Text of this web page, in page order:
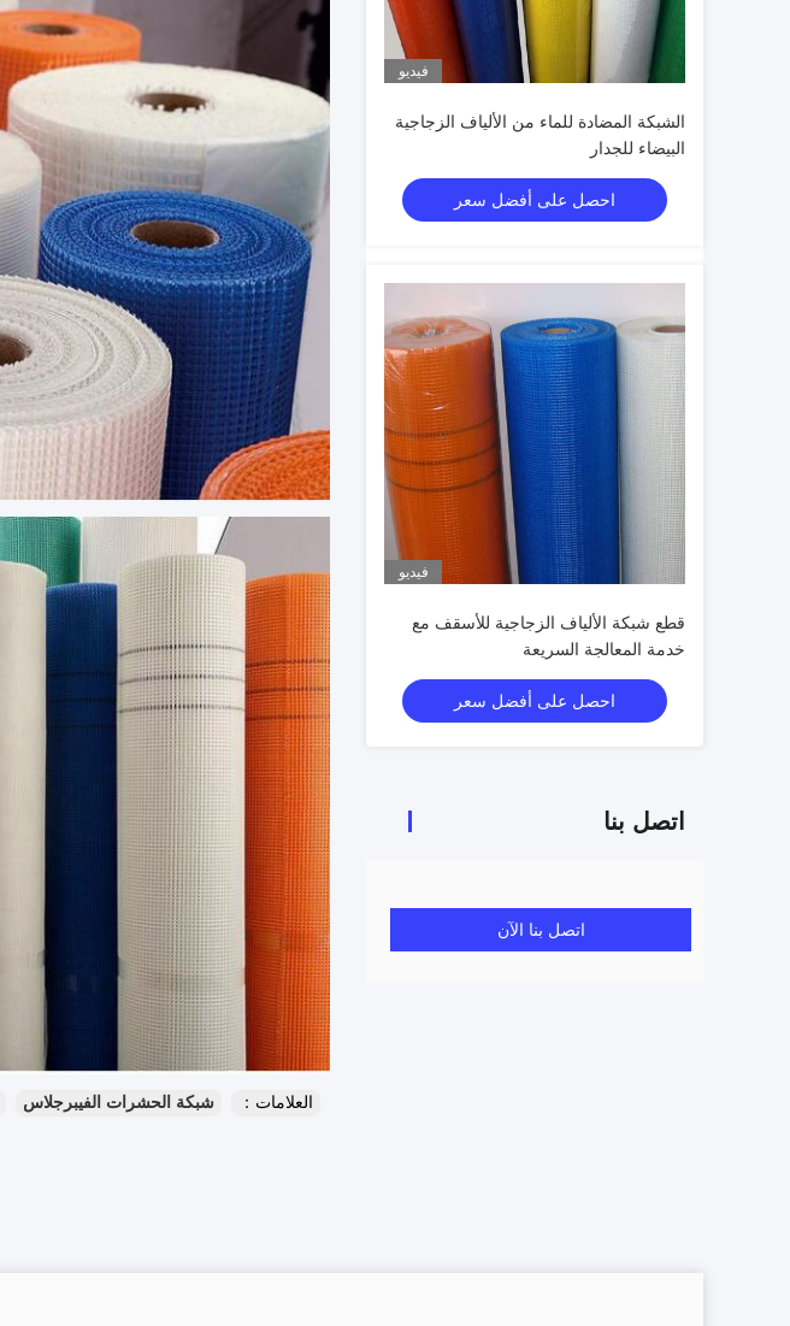
فيديو
الشبكة المضادة للماء من الألياف الزجاجية
البيضاء للجدار
احصل على أفضل سعر
فيديو
قطع شبكة الألياف الزجاجية للأسقف مع
خدمة المعالجة السريعة
احصل على أفضل سعر
اتصل بنا
اتصل بنا الآن
العلامات： شبكة الحشرات الفيبرجلاس